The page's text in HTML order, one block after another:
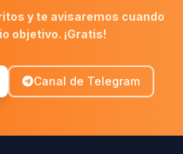
y te avisaremos cuando
objetivo. ¡Gratis!
Canal de Telegram